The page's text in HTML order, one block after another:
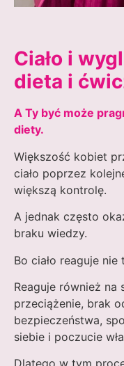
Ciało i
dieta i
A Ty być może
diety.
Większość kobiet
ciało poprzez
większą kontrolę.
A jednak często
braku wiedzy.
Bo ciało reaguje
Reaguje również na
przeciążenie, brak
bezpieczeństwa,
siebie i poczucie